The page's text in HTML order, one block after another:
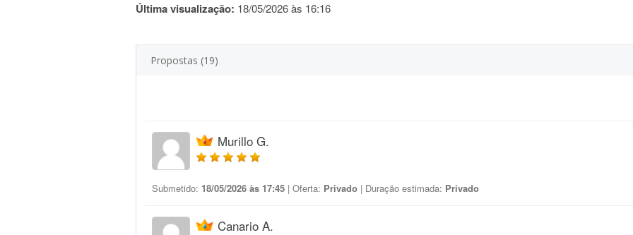
Última visualização: 18/05/2026 às 16:16
Propostas (19)
Murillo G.
Submetido: 18/05/2026 às 17:45 | Oferta: Privado | Duração estimada: Privado
Canario A.